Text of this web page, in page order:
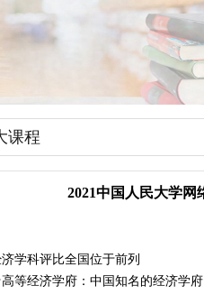
课程
2021中国人民大学
学科评比全国位于前列
等经济学府：中国知名的经济学府